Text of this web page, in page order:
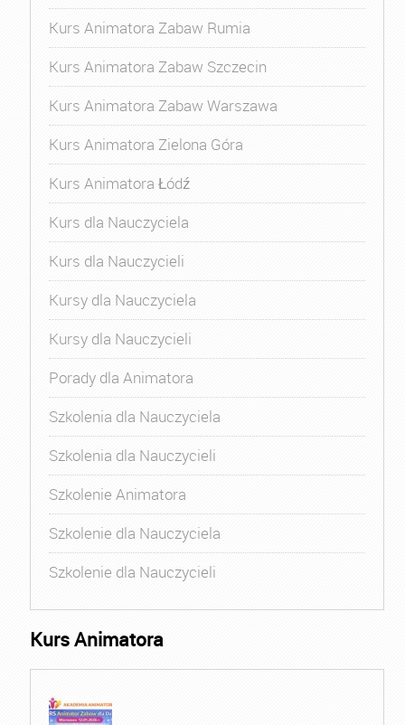
Kurs Animatora Zabaw Rumia
Kurs Animatora Zabaw Szczecin
Kurs Animatora Zabaw Warszawa
Kurs Animatora Zielona Góra
Kurs Animatora Łódź
Kurs dla Nauczyciela
Kurs dla Nauczycieli
Kursy dla Nauczyciela
Kursy dla Nauczycieli
Porady dla Animatora
Szkolenia dla Nauczyciela
Szkolenia dla Nauczycieli
Szkolenie Animatora
Szkolenie dla Nauczyciela
Szkolenie dla Nauczycieli
Kurs Animatora